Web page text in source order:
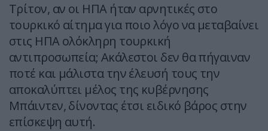
Τρίτον, αν οι ΗΠΑ ήταν αρνητικές στο
τουρκικό αίτημα για ποιο λόγο να μεταβαίνει
στις ΗΠΑ ολόκληρη τουρκική
αντιπροσωπεία; Ακάλεστοι δεν θα πήγαιναν
ποτέ και μάλιστα την έλευσή τους την
αποκαλύπτει μέλος της κυβέρνησης
Μπάιντεν, δίνοντας έτσι ειδικό βάρος στην
επίσκεψη αυτή.